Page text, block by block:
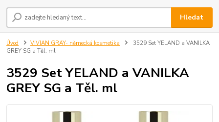
Hledat
Úvod VIVIAN GRAY- německá kosmetika
3529 Set YELAND a VANILKA
GREY SG a Těl. ml
3529 Set YELAND a VANILKA
GREY SG a Těl. ml